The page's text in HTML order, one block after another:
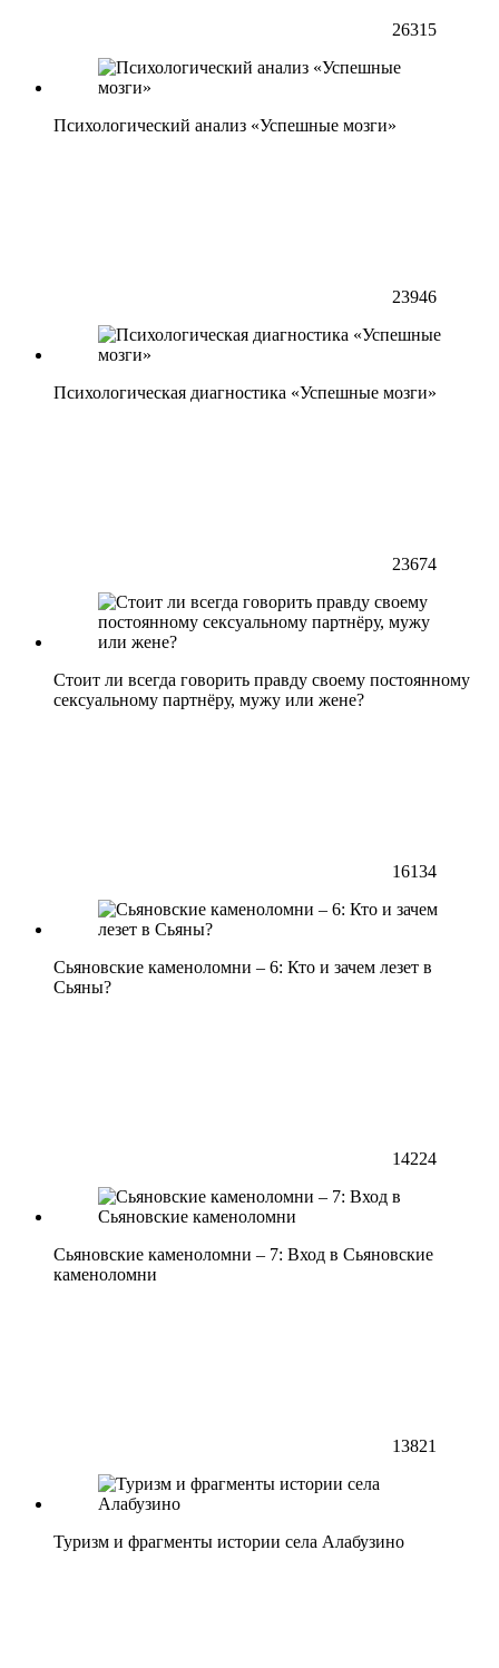
26315
Психологический анализ «Успешные мозги»
23946
Психологическая диагностика «Успешные мозги»
23674
Стоит ли всегда говорить правду своему постоянному
сексуальному партнёру, мужу или жене?
16134
Сьяновские каменоломни – 6: Кто и зачем лезет в
Сьяны?
14224
Сьяновские каменоломни – 7: Вход в Сьяновские
каменоломни
13821
Туризм и фрагменты истории села Алабузино